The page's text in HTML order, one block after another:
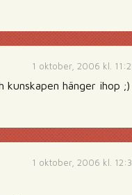
1 oktober, 2006 kl.
hänger ihop ;)
1 oktober, 2006 kl.